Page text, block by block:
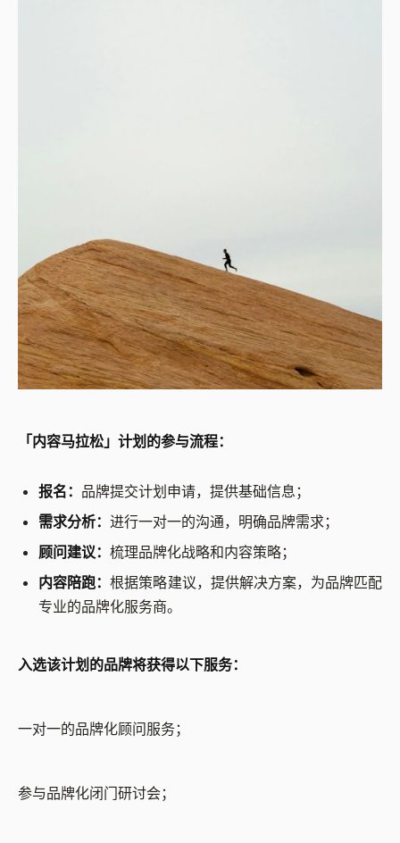
「内容马拉松」计划的参与流程：
报名： 品牌提交计划申请，提供基础信息；
需求分析：进行一对一的沟通，明确品牌需求；
顾问建议：梳理品牌化战略和内容策略；
内容陪跑：根据策略建议，提供解决方案，为品牌匹配
专业的品牌化服务商。
入选该计划的品牌将获得以下服务：
一对一的品牌化顾问服务；
参与品牌化闭门研讨会；